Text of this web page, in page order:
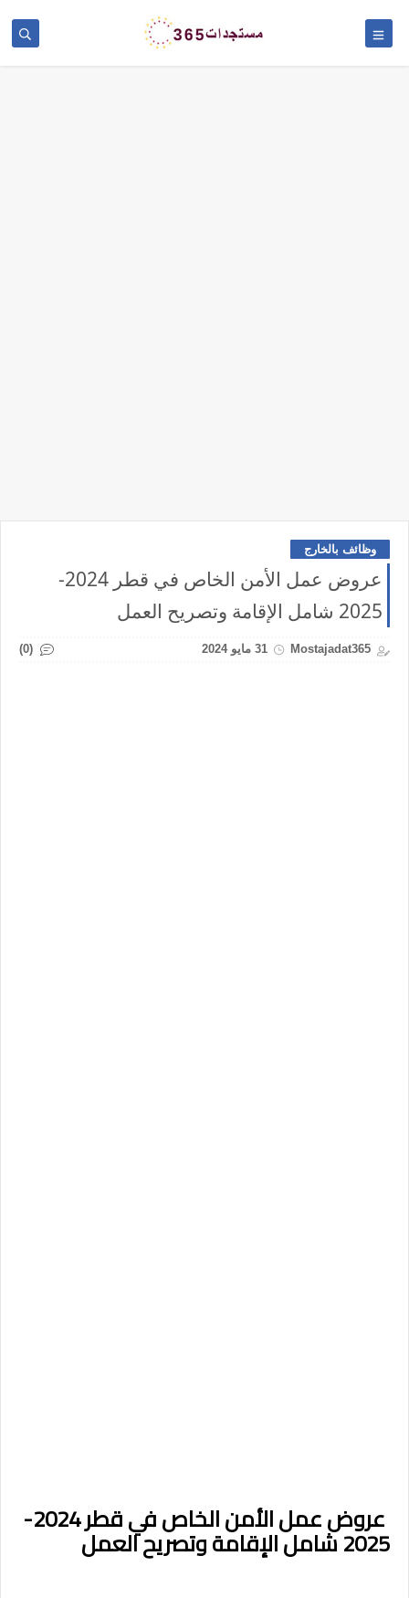
وظائف بالخارج
عروض عمل الأمن الخاص في قطر 2024-
2025 شامل الإقامة وتصريح العمل
Mostajadat365 31 مايو 2024 (0)
عروض عمل الأمن الخاص في قطر 2024-
2025 شامل الإقامة وتصريح العمل